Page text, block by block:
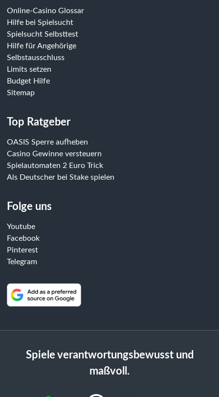
Online-Casino Glossar
Hilfe bei Spielsucht
Spielsucht Selbsttest
Hilfe für Angehörige
Selbstausschluss
Limits setzen
Budget Hilfe
Sitemap
Top Ratgeber
OASIS Sperre aufheben
Casino Gewinne versteuern
Spielautomaten 2 Euro Trick
Als Deutscher bei Stake spielen
Folge uns
Youtube
Facebook
Pinterest
Telegram
Spiele verantwortungsbewusst und
maßvoll.